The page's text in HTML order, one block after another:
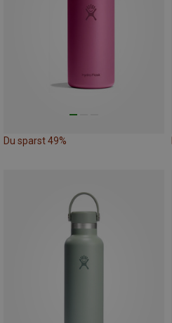
Du sparst 49%